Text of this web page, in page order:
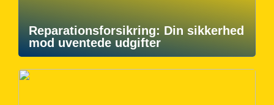
Reparationsforsikring: Din sikkerhed
mod uventede udgifter